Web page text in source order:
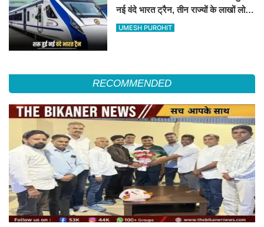
नई वंदे भारत ट्रैन, तीन राज्यों के लाखों लोगों
का सफर होगा आसान, देखें पूरा रूटमैप
UMESH PUROHIT
RECOMMENDED